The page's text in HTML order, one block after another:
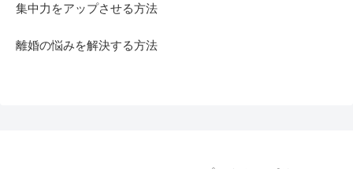
集中力をアップさせる方法
離婚の悩みを解決する方法